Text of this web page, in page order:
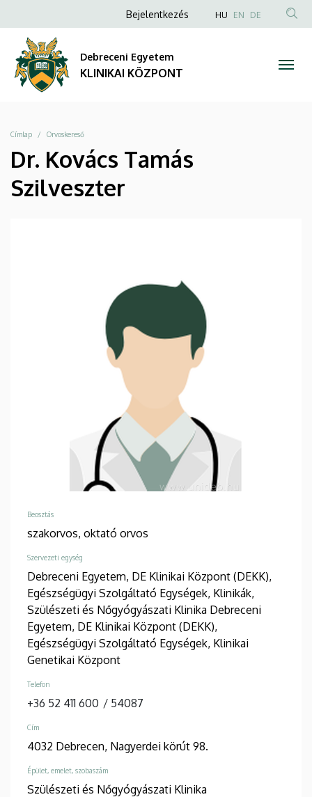
KLINIKAI
KÖZPONT
a
tartalomra
Anonim
fiók
menüje
Bejelentkezés HU EN DE
Debreceni Egyetem
KLINIKAI KÖZPONT
Morzsa
Címlap Orvoskereső
Dr. Kovács Tamás
Szilveszter
Beosztás
szakorvos, oktató orvos
Szervezeti egység
Debreceni Egyetem, DE Klinikai Központ (DEKK),
Egészségügyi Szolgáltató Egységek, Klinikák,
Szülészeti és Nőgyógyászati Klinika Debreceni
Egyetem, DE Klinikai Központ (DEKK),
Egészségügyi Szolgáltató Egységek, Klinikai
Genetikai Központ
Telefon
+36 52 411 600 / 54087
Cím
4032 Debrecen, Nagyerdei körút 98.
Épület, emelet, szobaszám
Szülészeti és Nőgyógyászati Klinika